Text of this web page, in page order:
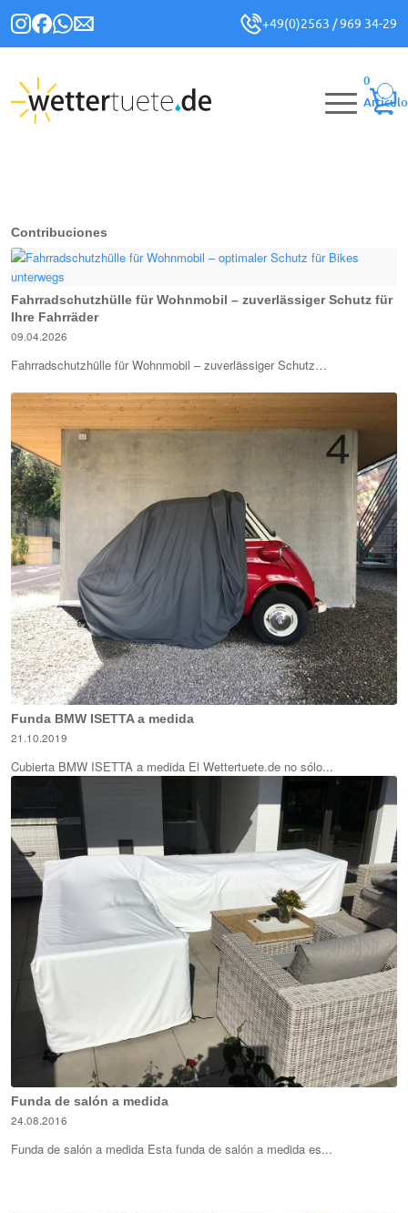
+49(0)2563 / 969 34-29
0
Artículo
Contribuciones
Fahrradschutzhülle für Wohnmobil – zuverlässiger Schutz für
Ihre Fahrräder
09.04.2026
Fahrradschutzhülle für Wohnmobil – zuverlässiger Schutz…
Funda BMW ISETTA a medida
21.10.2019
Cubierta BMW ISETTA a medida El Wettertuete.de no sólo...
Funda de salón a medida
24.08.2016
Funda de salón a medida Esta funda de salón a medida es...